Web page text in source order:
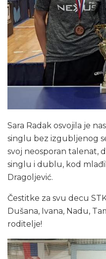
Sara Radak osvojila je
singlu bez izgubljenog
svoj neosporan talenat,
singlu i dublu, kod
Dragoljević.
Čestitke za svu decu
Dušana, Ivana, Nadu,
roditelje!